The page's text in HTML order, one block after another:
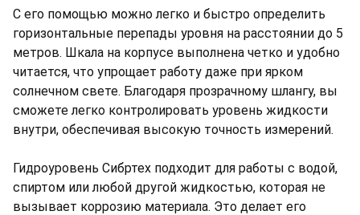
С его помощью можно легко и быстро определить
горизонтальные перепады уровня на расстоянии до 5
метров. Шкала на корпусе выполнена четко и удобно
читается, что упрощает работу даже при ярком
солнечном свете. Благодаря прозрачному шлангу, вы
сможете легко контролировать уровень жидкости
внутри, обеспечивая высокую точность измерений.
Гидроуровень Сибртех подходит для работы с водой,
спиртом или любой другой жидкостью, которая не
вызывает коррозию материала. Это делает его